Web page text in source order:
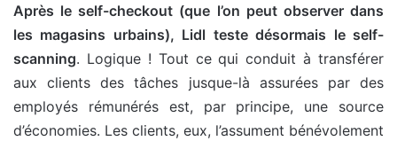
Après le self-checkout (que l’on peut observer dans
les magasins urbains), Lidl teste désormais le self-
scanning. Logique ! Tout ce qui conduit à transférer
aux clients des tâches jusque-là assurées par des
employés rémunérés est, par principe, une source
d’économies. Les clients, eux, l’assument bénévolement